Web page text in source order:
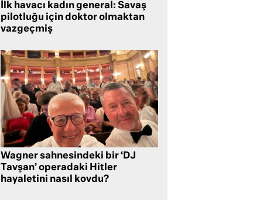
İlk havacı kadın general: Savaş
pilotluğu için doktor olmaktan
vazgeçmiş
Wagner sahnesindeki bir ‘DJ
Tavşan’ operadaki Hitler
hayaletini nasıl kovdu?